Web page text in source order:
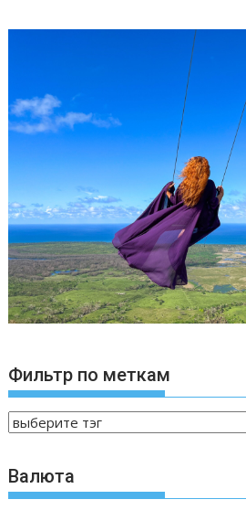
Фильтр по меткам
Валюта